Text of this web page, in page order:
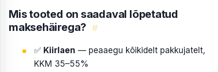
Mis tooted on saadaval lõpetatud
maksehäirega? #
✅ Kiirlaen — peaaegu kõikidelt pakkujatelt,
KKM 35–55%